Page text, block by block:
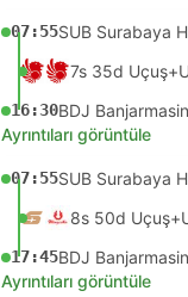
07:55SUB Surabaya
7s 35d
16:30BDJ
Ayrıntıları görüntüle
07:55SUB Surabaya
8s 50d
17:45BDJ
Ayrıntıları görüntüle